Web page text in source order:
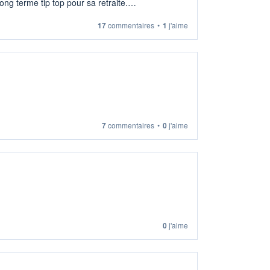
17commentaires • 1 j'aime
7commentaires • 0j'aime
0j'aime